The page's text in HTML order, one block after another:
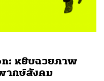
หยิบฉวยภาพ
ากษ์สังคม
LINE EMAIL